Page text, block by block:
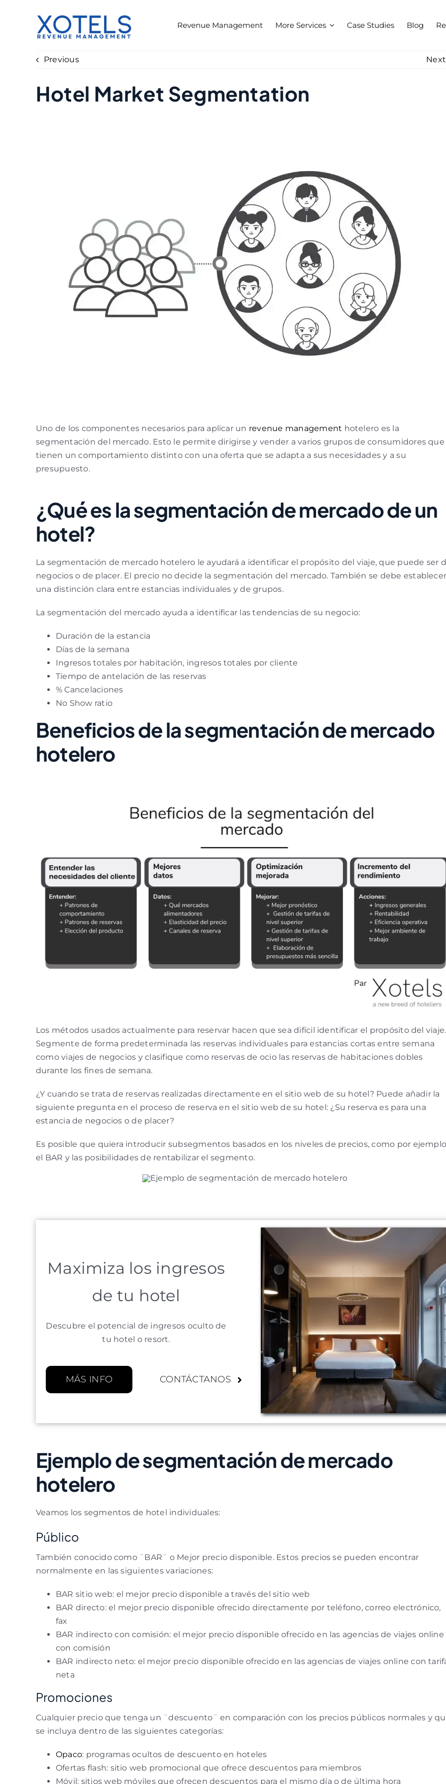
Revenue Management More Services Case Studies Blog
Previous Next
Hotel Market Segmentation
Uno de los componentes necesarios para aplicar un revenue management hotelero es la
segmentación del mercado. Esto le permite dirigirse y vender a varios grupos de consumidores que
tienen un comportamiento distinto con una oferta que se adapta a sus necesidades y a su
presupuesto.
¿Qué es la segmentación de mercado de un
hotel?
La segmentación de mercado hotelero le ayudará a identificar el propósito del viaje, que puede ser
negocios o de placer. El precio no decide la segmentación del mercado. También se debe
una distinción clara entre estancias individuales y de grupos.
La segmentación del mercado ayuda a identificar las tendencias de su negocio:
Duración de la estancia
Días de la semana
Ingresos totales por habitación, ingresos totales por cliente
Tiempo de antelación de las reservas
% Cancelaciones
No Show ratio
Beneficios de la segmentación de mercado
hotelero
Los métodos usados actualmente para reservar hacen que sea difícil identificar el propósito del viaje.
Segmente de forma predeterminada las reservas individuales para estancias cortas entre semana
como viajes de negocios y clasifique como reservas de ocio las reservas de habitaciones dobles
durante los fines de semana.
¿Y cuando se trata de reservas realizadas directamente en el sitio web de su hotel? Puede añadir la
siguiente pregunta en el proceso de reserva en el sitio web de su hotel: ¿Su reserva es para una
estancia de negocios o de placer?
Es posible que quiera introducir subsegmentos basados en los niveles de precios, como por
el BAR y las posibilidades de rentabilizar el segmento.
Maximiza los ingresos
de tu hotel
Descubre el potencial de ingresos oculto de
tu hotel o resort.
MÁS INFO CONTÁCTANOS
Ejemplo de segmentación de mercado
hotelero
Veamos los segmentos de hotel individuales:
Público
También conocido como ¨BAR¨ o Mejor precio disponible. Estos precios se pueden encontrar
normalmente en las siguientes variaciones:
BAR sitio web: el mejor precio disponible a través del sitio web
BAR directo: el mejor precio disponible ofrecido directamente por teléfono, correo electrónico,
fax
BAR indirecto con comisión: el mejor precio disponible ofrecido en las agencias de viajes online
con comisión
BAR indirecto neto: el mejor precio disponible ofrecido en las agencias de viajes online con
neta
Promociones
Cualquier precio que tenga un ¨descuento¨ en comparación con los precios públicos normales y
se incluya dentro de las siguientes categorías:
Opaco: programas ocultos de descuento en hoteles
Ofertas flash: sitio web promocional que ofrece descuentos para miembros
Móvil: sitios web móviles que ofrecen descuentos para el mismo día o de última hora